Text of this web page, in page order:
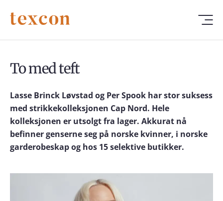
To med teft
Lasse Brinck Løvstad og Per Spook har stor suksess
med strikkekolleksjonen Cap Nord. Hele
kolleksjonen er utsolgt fra lager. Akkurat nå
befinner genserne seg på norske kvinner, i norske
garderobeskap og hos 15 selektive butikker.